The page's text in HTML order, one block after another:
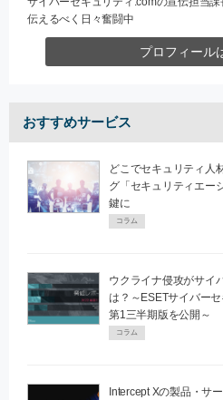
伝えるべく日々奮闘中
プロフィール
おすすめサービス
どこでセキュリティ人
グ「セキュリティエー
鍵に
コラム
ウクライナ侵攻がサイ
は？～ESETサイバー
第1三半期版を公開～
コラム
Intercept Xの製品・サ